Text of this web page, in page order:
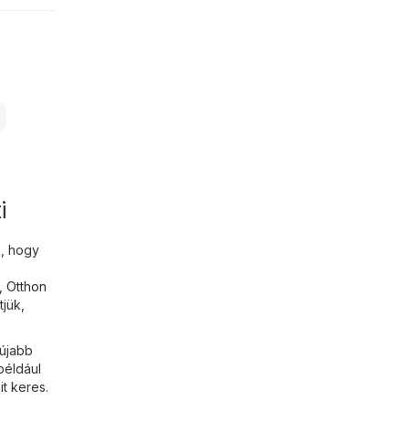
hogy
Otthon
keres.